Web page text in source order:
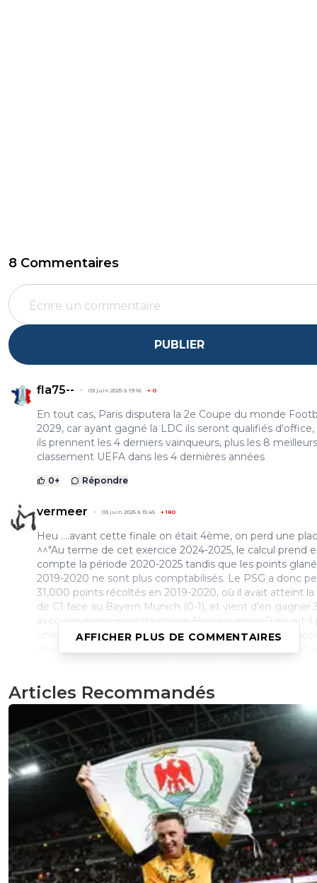
8 Commentaires
PUBLIER
fla75-- 03 juin 2025 à 19:16 + 0
En tout cas, Paris disputera la 2e Coupe du monde
2029, car ayant gagné la LDC ils seront qualifiés d'office,
ils prennent les 4 derniers vainqueurs, plus les 8
classement UEFA dans les 4 dernières années
0+ Répondre
vermeer 03 juin 2025 à 15:45 +180
Heu ....avant cette finale on était 4ème, on perd une
^^"Au terme de cet exercice 2024-2025, le calcul prend
compte la période 2020-2025 tandis que les points
2019-2020 ne sont plus comptabilisés. Le PSG a donc
31,000 points récoltés en 2019-2020, où il avait atteint la
de C1 face au Bayern Munich (0-1), et vient d'en gagner
avec son parcours cette saison.Alors pourquoi Paris a-t-il
une place malgré un gain de 2,500 points ? Car
le club anglais, 5e avec 2,000 points de moins que le
dernier, prend la 4e place avec désormais 7,000 points
Devant, le Real Madrid a repris la tête du classement en
doublant Manchester City et le Bayern Munich."
0+ Répondre
hardstylerz 03 juin 2025 à 15:38 +0
Les chapeaux on s'en fout, mais le classement UEFA
puissance un club, y rester longtemps démontre qu'on
bien
0+ Répondre
AFFICHER PLUS DE COMMENTAIRES
Articles Recommandés